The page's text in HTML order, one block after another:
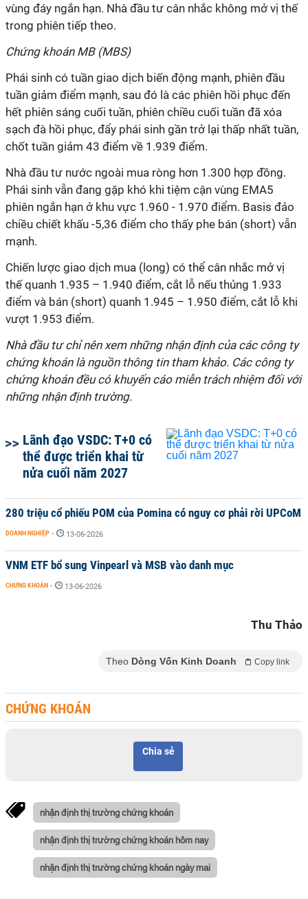
vùng đáy ngắn hạn. Nhà đầu tư cân nhắc không mở vị thế
trong phiên tiếp theo.
Chứng khoán MB (MBS)
Phái sinh có tuần giao dịch biến động mạnh, phiên đầu
tuần giảm điểm mạnh, sau đó là các phiên hồi phục đến
hết phiên sáng cuối tuần, phiên chiều cuối tuần đã xóa
sạch đà hồi phục, đẩy phái sinh gần trở lại thấp nhất tuần,
chốt tuần giảm 43 điểm về 1.939 điểm.
Nhà đầu tư nước ngoài mua ròng hơn 1.300 hợp đồng.
Phái sinh vẫn đang gặp khó khi tiệm cận vùng EMA5
phiên ngắn hạn ở khu vực 1.960 - 1.970 điểm. Basis đảo
chiều chiết khấu -5,36 điểm cho thấy phe bán (short) vẫn
mạnh.
Chiến lược giao dịch mua (long) có thể cân nhắc mở vị
thế quanh 1.935 – 1.940 điểm, cắt lỗ nếu thủng 1.933
điểm và bán (short) quanh 1.945 – 1.950 điểm, cắt lỗ khi
vượt 1.953 điểm.
Nhà đầu tư chỉ nên xem những nhận định của các công ty
chứng khoán là nguồn thông tin tham khảo. Các công ty
chứng khoán đều có khuyến cáo miễn trách nhiệm đối với
những nhận định trường.
Lãnh đạo VSDC: T+0 có
thể được triển khai từ
nửa cuối năm 2027
280 triệu cổ phiếu POM của Pomina có nguy cơ phải rời UPCoM
DOANH NGHIỆP - 13-06-2026
VNM ETF bổ sung Vinpearl và MSB vào danh mục
CHỨNG KHOÁN - 13-06-2026
Thu Thảo
Theo Dòng Vốn Kinh Doanh Copy link
CHỨNG KHOÁN
Chia sẻ
nhận định thị trường chứng khoán
nhận định thị trường chứng khoán hôm nay
nhận định thị trường chứng khoán ngày mai